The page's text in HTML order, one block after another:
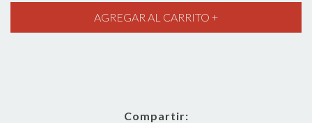
Compartir: